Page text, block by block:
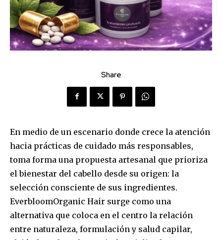
Share
En medio de un escenario donde crece la atención
hacia prácticas de cuidado más responsables,
toma forma una propuesta artesanal que prioriza
el bienestar del cabello desde su origen: la
selección consciente de sus ingredientes.
EverbloomOrganic Hair surge como una
alternativa que coloca en el centro la relación
entre naturaleza, formulación y salud capilar,